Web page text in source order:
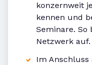
konzernweit
kennen und
Seminare. So
Netzwerk auf.
Im